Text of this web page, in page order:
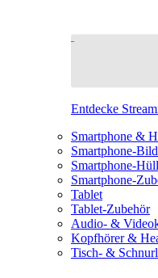
Entdecke
Smartphone &
Smartphone-
Smartphone-
Smartphone-
Tablet
Tablet-Zubehör
Audio- &
Kopfhörer &
Tisch- &